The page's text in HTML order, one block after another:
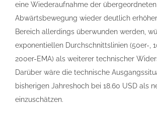
eine Wiederaufnahme der übergeordneten
Abwärtsbewegung wieder deutlich
Bereich allerdings überwunden werden,
exponentiellen Durchschnittslinien (50er-,
200er-EMA) als weiterer technischer
Darüber wäre die technische
bisherigen Jahreshoch bei 18.60 USD als
einzuschätzen.